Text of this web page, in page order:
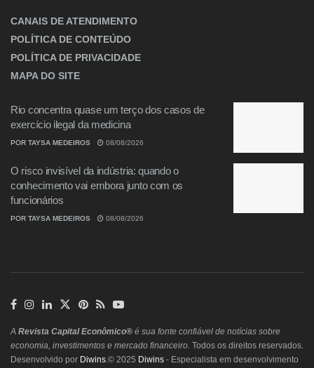
CANAIS DE ATENDIMENTO
POLÍTICA DE CONTEÚDO
POLÍTICA DE PRIVACIDADE
MAPA DO SITE
Rio concentra quase um terço dos casos de
exercício ilegal da medicina
POR TAYSA MEDEIROS 08/08/2026
O risco invisível da indústria: quando o
conhecimento vai embora junto com os
funcionários
POR TAYSA MEDEIROS 08/08/2026
A Revista Capital Econômico® é sua fonte confiável de notícias sobre
economia, investimentos e mercado financeiro. Todos os direitos reservados.
Desenvolvido por Diwins.© 2025 Diwins - Especialista em desenvolvimento